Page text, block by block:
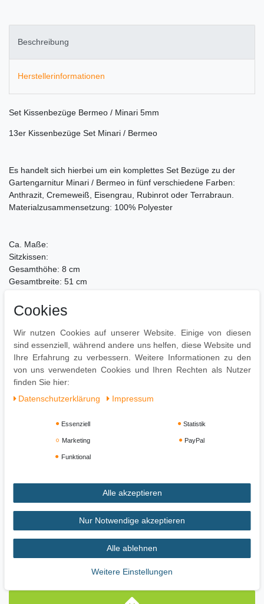
Beschreibung
Herstellerinformationen
Set Kissenbezüge Bermeo / Minari 5mm
13er Kissenbezüge Set Minari / Bermeo
Es handelt sich hierbei um ein komplettes Set Bezüge zu der
Gartengarnitur Minari / Bermeo in fünf verschiedene Farben:
Anthrazit, Cremeweiß, Eisengrau, Rubinrot oder Terrabraun.
Materialzusammensetzung: 100% Polyester
Ca. Maße:
Sitzkissen:
Gesamthöhe: 8 cm
Gesamtbreite: 51 cm
Rückenkissen:
Gesamthöhe: 58 cm
Gesamtbreite: 51 cm
Gesamttiefe: 15 cm
Impressum Daten­schutz­erklärung AGB
Vertrag widerrufen
Zahlung und Versand
Cookies
Wir nutzen Cookies auf unserer Website. Einige von diesen
sind essenziell, während andere uns helfen, diese Website und
Ihre Erfahrung zu verbessern. Weitere Informationen zu den
von uns verwendeten Cookies und Ihren Rechten als Nutzer
finden Sie hier:
Daten­schutz­erklärung
Impressum
Essenziell Statistik
Marketing PayPal
Funktional
Alle akzeptieren
Nur Notwendige akzeptieren
Alle ablehnen
Weitere Einstellungen